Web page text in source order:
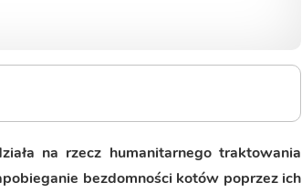
na rzecz humanitarnego traktowania
bezdomności kotów poprzez ich